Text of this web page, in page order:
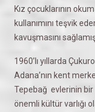
Kız çocuklarının
kullanımını teşvik
kavuşmasını
1960’lı yıllarda
Adana’nın kent
Tepebağ evlerinin bir
önemli kültür varlığı